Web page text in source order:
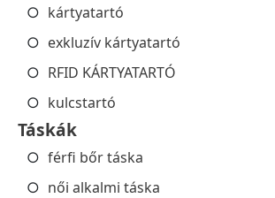
kártyatartó
exkluzív kártyatartó
RFID KÁRTYATARTÓ
kulcstartó
Táskák
férfi bőr táska
női alkalmi táska